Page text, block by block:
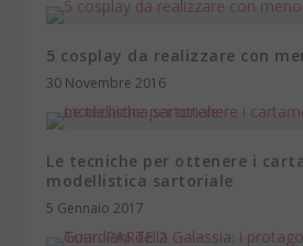
5 cosplay da realizzare con
30 Novembre 2016
Le tecniche per ottenere i
modellistica sartoriale
5 Gennaio 2017